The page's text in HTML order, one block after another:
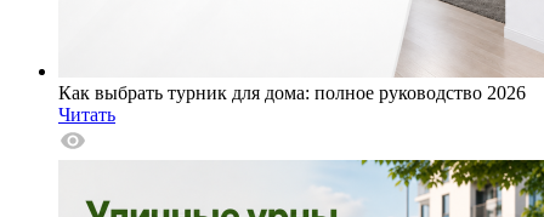
Как выбрать турник для дома: полное руководство 2026
Читать